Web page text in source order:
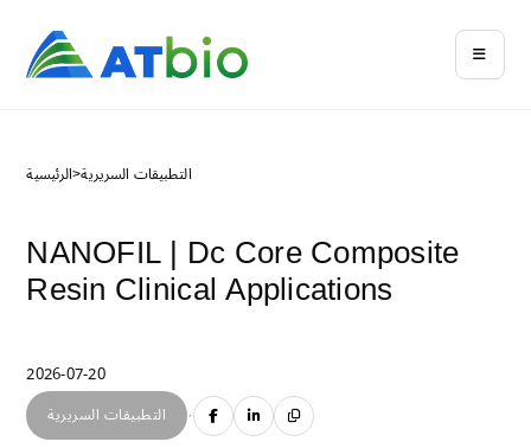
الرئيسية>التطبيقات السريرية
NANOFIL | Dc Core Composite
Resin Clinical Applications
2026-07-20
التطبيقات السريرية ·